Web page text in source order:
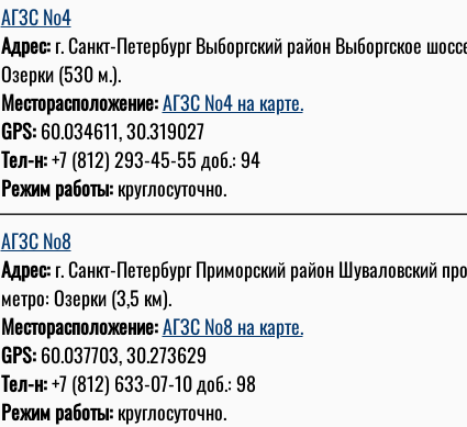
АГЗС №4
Адрес:г. Санкт-Петербург Выборгский район Выборгское
Озерки (530 м.).
Месторасположение:АГЗС №4 на карте.
GPS: 60.034611, 30.319027
Тел-н:+7 (812) 293-45-55 доб.: 94
Режим работы:круглосуточно.
АГЗС №8
Адрес:г. Санкт-Петербург Приморский район Шуваловский
метро: Озерки (3,5 км).
Месторасположение:АГЗС №8 на карте.
GPS: 60.037703, 30.273629
Тел-н:+7 (812) 633-07-10 доб.: 98
Режим работы:круглосуточно.